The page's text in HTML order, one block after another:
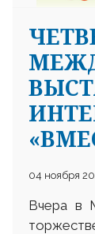
04 ноября
Вчера в